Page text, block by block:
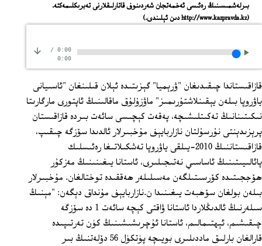
ﺑﯩﺮﻟﻪﺷﻤﯩﺴﯩﻨﯩﯔ ﺭﻩﺋﯩﺴﻰ ﺋﻪﺧﻤﻪﺗﺠﺎﻥ ﺷﻪﺭﺩﯨﻨﻮﻑ ﻗﺎﺗﺎﺭﻟﯩﻘﻼﺭﻧﻰ ﺗﻪﺑﺮﯨﻜﻠﯩﻤﻪﻛﺘﻪ.
(http://www.kazpravda.kz ﺩﯨﻦ ﺋﯧﻠﯩﻨﺪﻯ.)
0:00
/
0:00
قازاقىستاندا چىقىدىغان "ۋرېميا" گېزىتىدە ئېلان قىلىنغان "ئاسىيانى
ياۋروپا بىلەن يېقىنلاشتۇرىمىز" ماۋزۇلۇق ماقالىنىڭ ئاپتورى مارگارىتا
نىكىتىنانىڭ تەكىتلىشىچە، پەقەت كېچىسى سائەت بىردە قازاقىستان
پرېزىدېنتى نۇرسۇلتان نازاربايېف مۇخبىرلار ئالدىدا سۆزگە چىقىپ،
قازاقىستاننىڭ 2010-يىلقى ياۋروپا تەشكىلاتىغا رەئىسلىك
پائالىيىتىنىڭ ئاساسىي نەتىجىلىرى، ئاستانا يىغىنىنىڭ مەزكۇر
ھۆججىتىدە كۆرسىتىلگەن مەسىلىلەر ھەققىدە توختالغان. مۇخبىرلار
بىلەن بولغان سۆھبەت يىغىنىدا ن.نازاربايېف مۇنداق دېگەن: "مېنىڭ
سىلەرنىڭ ئالدىڭلاردا ئاستانا ۋاقتى كېچە سائەت 1 دە سۆزگە
چىقىشىم، ئېھتىمالىم، ئاستانا ئۇچرىشىشىنىڭ كۈن تەرتىپىدە
قارالغان بارلىق ماددىلىرى بويىچە پۈتكۈل 56 دۆلەتنىڭ بىر